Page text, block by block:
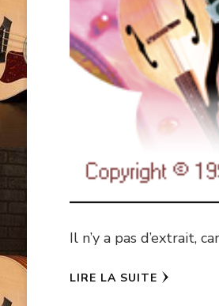
Il n’y a pas d’extrait,
LIRE LA SUITE